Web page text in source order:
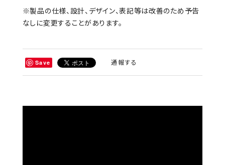
※製品の仕様、設計、デザイン、表記等は改善のため予告
なしに変更することがあります。
Save 通報する